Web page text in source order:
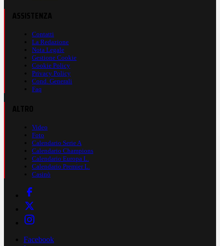
Contatti
La Redazione
Nota Legale
Gestione Cookie
Cookie Policy
Privacy Policy
Cond. Generali
Faq
Video
Foto
Calendario Serie A
Calendario Champions
Calendario Europa L.
Calendario Premier L.
Casinò
Facebook